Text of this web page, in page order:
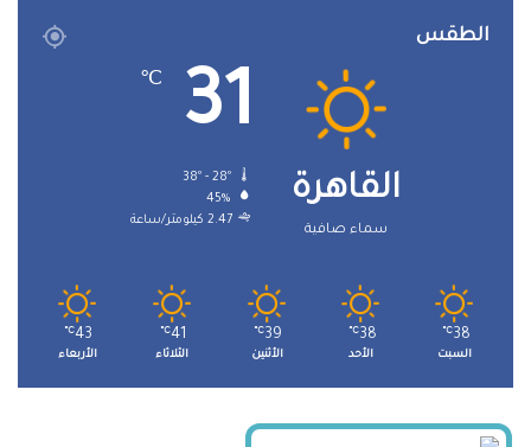
الطقس
القاهرة
سماء صافية
31
℃
45%
2.47 كيلومتر/ساعة
38
℃
السبت
38
℃
الأحد
39
℃
الأثنين
41
℃
الثلاثاء
43
℃
الأربعاء